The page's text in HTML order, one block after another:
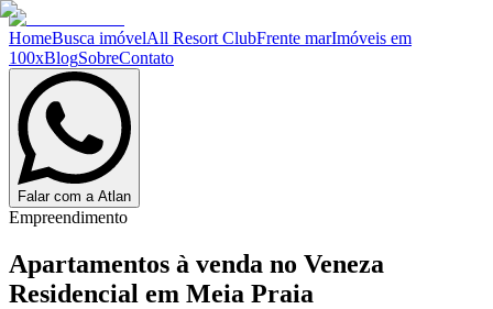
HomeBusca imóvelAll Resort ClubFrente marImóveis em
100xBlogSobreContato
Falar com a Atlan
Empreendimento
Apartamentos à venda no Veneza
Residencial em Meia Praia